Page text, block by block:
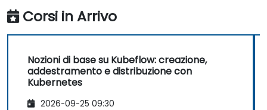
Corsi in Arrivo
Nozioni di base su Kubeflow: creazione,
addestramento e distribuzione con
Kubernetes
2026-09-25 09:30